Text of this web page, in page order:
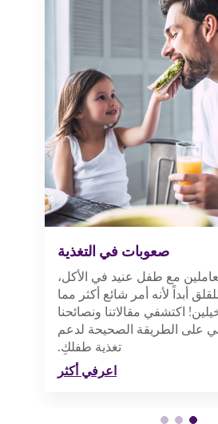
صعوبات في التغذية
مع طفل عنيد في الأكل،
أبداً لأنه أمر شائع أكثر مما
اكتشفي مقالاتنا ونصائحنا
على الطريقة الصحيحة لدعم
تغذية طفلكِ.
اعرفي أكثر